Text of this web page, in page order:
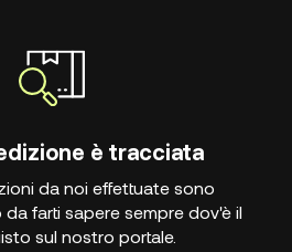
è tracciata
da noi effettuate sono
farti sapere sempre dov'è il
sul nostro portale.